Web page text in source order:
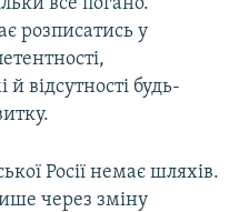
все погано.
розписатись у
відсутності будь-
Росії немає шляхів.
через зміну